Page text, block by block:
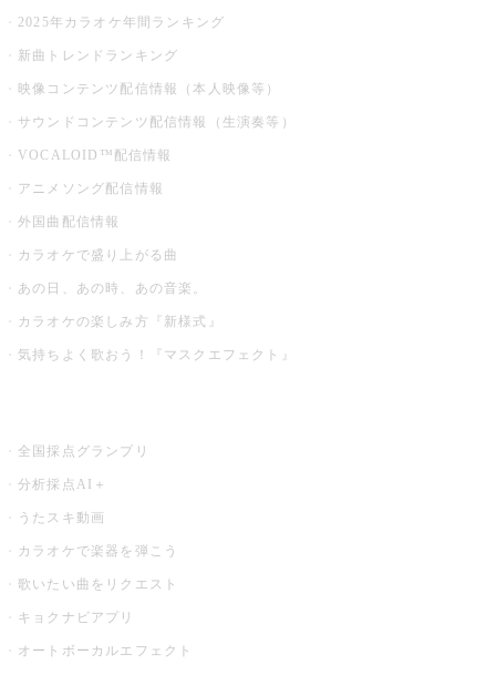
2025年カラオケ年間ランキング
新曲トレンドランキング
映像コンテンツ配信情報（本人映像等）
サウンドコンテンツ配信情報（生演奏等）
VOCALOID™配信情報
アニメソング配信情報
外国曲配信情報
カラオケで盛り上がる曲
あの日、あの時、あの音楽。
カラオケの楽しみ方『新様式』
気持ちよく歌おう！『マスクエフェクト』
全国採点グランプリ
分析採点AI＋
うたスキ動画
カラオケで楽器を弾こう
歌いたい曲をリクエスト
キョクナビアプリ
オートボーカルエフェクト